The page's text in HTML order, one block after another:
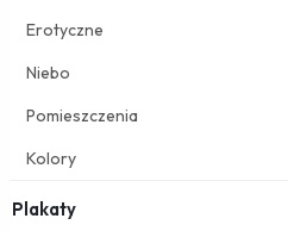
Erotyczne
Niebo
Pomieszczenia
Kolory
Plakaty